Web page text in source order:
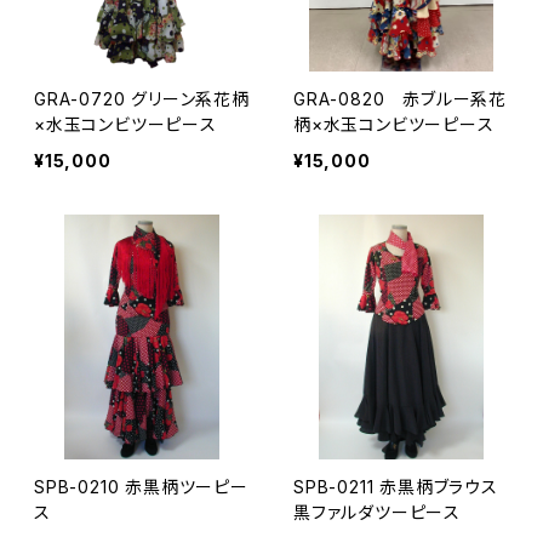
GRA-0720 グリーン系花柄
×水玉コンビツーピース
¥15,000
GRA-0820 赤ブルー系花
柄×水玉コンビツーピース
¥15,000
SPB-0210 赤黒柄ツーピー
ス
SPB-0211 赤黒柄ブラウス
黒ファルダツーピース